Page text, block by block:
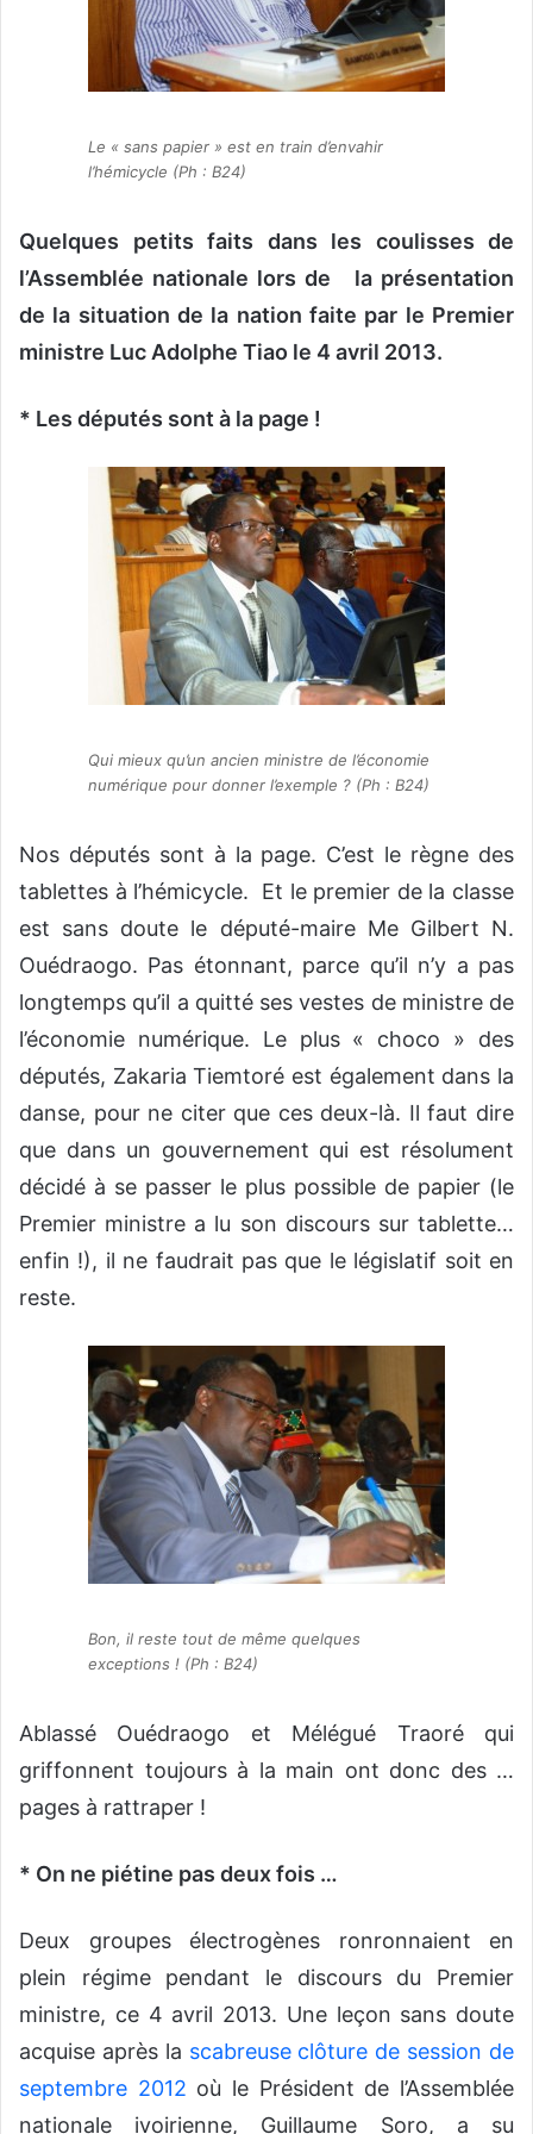
Le « sans papier » est en train d’envahir
l’hémicycle (Ph : B24)
Quelques petits faits dans les coulisses de
l’Assemblée nationale lors de la présentation
de la situation de la nation faite par le Premier
ministre Luc Adolphe Tiao le 4 avril 2013.
* Les députés sont à la page !
Qui mieux qu’un ancien ministre de l’économie
numérique pour donner l’exemple ? (Ph : B24)
Nos députés sont à la page. C’est le règne des
tablettes à l’hémicycle. Et le premier de la classe
est sans doute le député-maire Me Gilbert N.
Ouédraogo. Pas étonnant, parce qu’il n’y a pas
longtemps qu’il a quitté ses vestes de ministre de
l’économie numérique. Le plus « choco » des
députés, Zakaria Tiemtoré est également dans la
danse, pour ne citer que ces deux-là. Il faut dire
que dans un gouvernement qui est résolument
décidé à se passer le plus possible de papier (le
Premier ministre a lu son discours sur tablette…
enfin !), il ne faudrait pas que le législatif soit en
reste.
Bon, il reste tout de même quelques
exceptions ! (Ph : B24)
Ablassé Ouédraogo et Mélégué Traoré qui
griffonnent toujours à la main ont donc des …
pages à rattraper !
* On ne piétine pas deux fois …
Deux groupes électrogènes ronronnaient en
plein régime pendant le discours du Premier
ministre, ce 4 avril 2013. Une leçon sans doute
acquise après la scabreuse clôture de session de
septembre 2012 où le Président de l’Assemblée
nationale ivoirienne, Guillaume Soro, a su